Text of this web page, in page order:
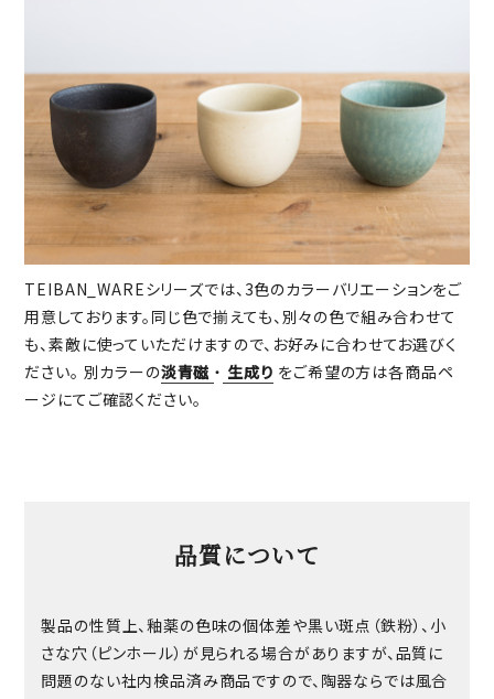
TEIBAN_WAREシリーズでは、3色のカラーバリエーションをご
用意しております。同じ色で揃えても、別々の色で組み合わせて
も、素敵に使っていただけますので、お好みに合わせてお選びく
ださい。 別カラーの淡青磁 ・ 生成り をご希望の方は各商品ペ
ージにてご確認ください。
品質について
製品の性質上、釉薬の色味の個体差や黒い斑点（鉄粉）、小
さな穴（ピンホール）が見られる場合がありますが、品質に
問題のない社内検品済み商品ですので、陶器ならでは風合